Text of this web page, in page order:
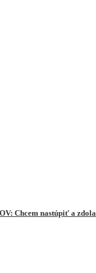
Chcem nastúpiť a